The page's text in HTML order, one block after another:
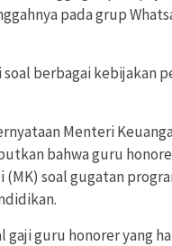
pada grup
berbagai kebijakan
Menteri
bahwa guru
soal gugatan
gaji guru honorer yang